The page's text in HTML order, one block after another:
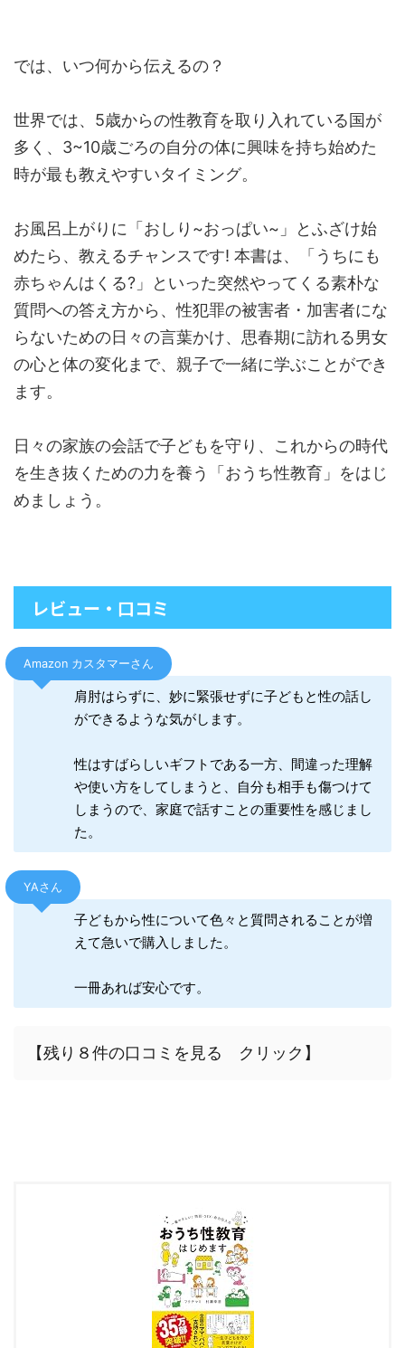
では、いつ何から伝えるの？
世界では、5歳からの性教育を取り入れている国が
多く、3~10歳ごろの自分の体に興味を持ち始めた
時が最も教えやすいタイミング。
お風呂上がりに「おしり~おっぱい~」とふざけ始
めたら、教えるチャンスです! 本書は、「うちにも
赤ちゃんはくる?」といった突然やってくる素朴な
質問への答え方から、性犯罪の被害者・加害者にな
らないための日々の言葉かけ、思春期に訪れる男女
の心と体の変化まで、親子で一緒に学ぶことができ
ます。
日々の家族の会話で子どもを守り、これからの時代
を生き抜くための力を養う「おうち性教育」をはじ
めましょう。
レビュー・口コミ
Amazon カスタマーさん
肩肘はらずに、妙に緊張せずに子どもと性の話し
ができるような気がします。
性はすばらしいギフトである一方、間違った理解
や使い方をしてしまうと、自分も相手も傷つけて
しまうので、家庭で話すことの重要性を感じまし
た。
YAさん
子どもから性について色々と質問されることが増
えて急いで購入しました。
一冊あれば安心です。
【残り８件の口コミを見る クリック】